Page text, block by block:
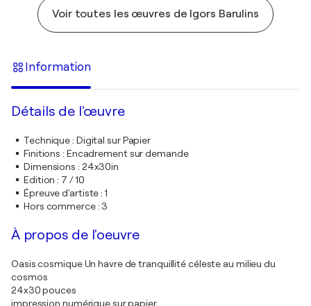
Voir toutes les œuvres de Igors Barulins
Information
Détails de l'œuvre
Technique: Digital sur Papier
Finitions : Encadrement sur demande
Dimensions : 24x30in
Edition : 7 / 10
Épreuve d'artiste:1
Hors commerce: 3
À propos de l'oeuvre
Oasis cosmique Un havre de tranquillité céleste au milieu du
cosmos
24x30 pouces
impression numérique sur papier